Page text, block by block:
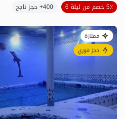
5٪ خصم من ليلة 6
400+ حجز ناجح
ممتازة
حجز فوري